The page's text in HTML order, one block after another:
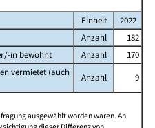
Einheit
2022
Anzahl
182
in bewohnt Anzahl
170
vermietet (auch
Anzahl
9
ausgewählt worden waren. An